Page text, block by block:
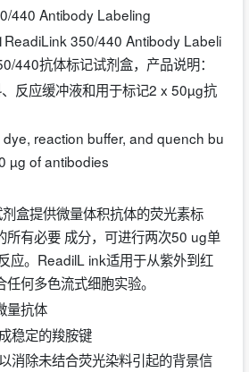
440 Antibody Labeling
350/440 Antibody Labeli
440抗体标记试剂盒，产品说明：
反应缓冲液和用于标记2 x 50µg抗
reaction buffer, and quench bu
µg of antibodies
盒提供微量体积抗体的荧光素标
所有必要 成分，可进行两次50 ug单
应。ReadilL ink适用于从紫外到红
何多色流式细胞实验。
量抗体
稳定的羧胺键
消除未结合荧光染料引起的背景信